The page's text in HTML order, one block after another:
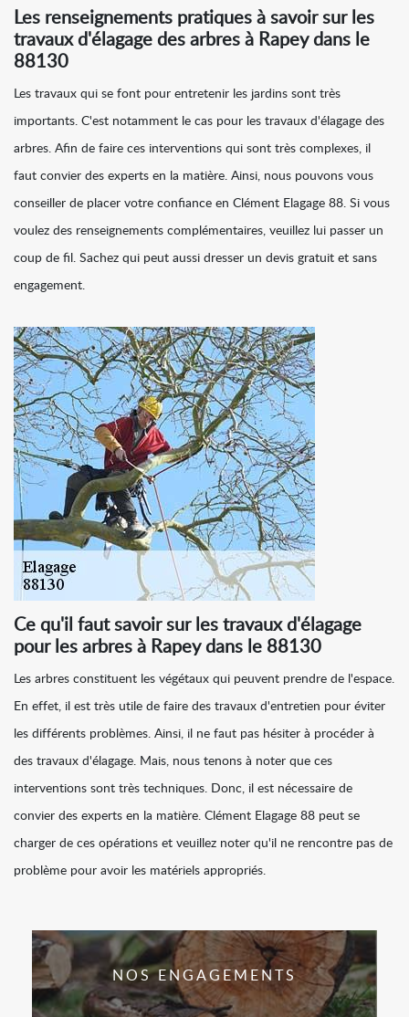
Les renseignements pratiques à savoir sur les
travaux d'élagage des arbres à Rapey dans le
88130
Les travaux qui se font pour entretenir les jardins sont très
importants. C'est notamment le cas pour les travaux d'élagage des
arbres. Afin de faire ces interventions qui sont très complexes, il
faut convier des experts en la matière. Ainsi, nous pouvons vous
conseiller de placer votre confiance en Clément Elagage 88. Si vous
voulez des renseignements complémentaires, veuillez lui passer un
coup de fil. Sachez qui peut aussi dresser un devis gratuit et sans
engagement.
Ce qu'il faut savoir sur les travaux d'élagage
pour les arbres à Rapey dans le 88130
Les arbres constituent les végétaux qui peuvent prendre de l'espace.
En effet, il est très utile de faire des travaux d'entretien pour éviter
les différents problèmes. Ainsi, il ne faut pas hésiter à procéder à
des travaux d'élagage. Mais, nous tenons à noter que ces
interventions sont très techniques. Donc, il est nécessaire de
convier des experts en la matière. Clément Elagage 88 peut se
charger de ces opérations et veuillez noter qu'il ne rencontre pas de
problème pour avoir les matériels appropriés.
NOS ENGAGEMENTS